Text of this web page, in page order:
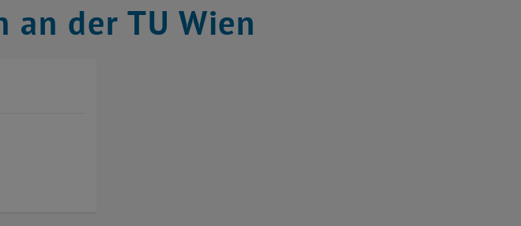
der TU Wien
externe URL in einem neuen Fenster
URL in einem neuen Fenster